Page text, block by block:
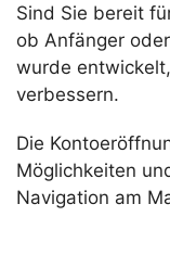
Sind Sie bereit
ob Anfänger
wurde
verbessern.
Die
Möglichkeiten
Navigation am